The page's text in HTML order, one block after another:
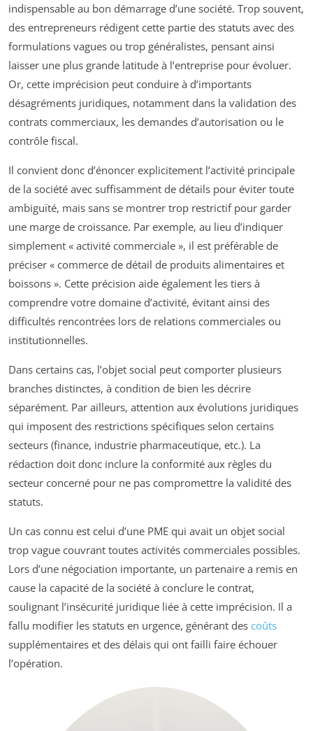
indispensable au bon démarrage d’une société. Trop souvent,
des entrepreneurs rédigent cette partie des statuts avec des
formulations vagues ou trop généralistes, pensant ainsi
laisser une plus grande latitude à l’entreprise pour évoluer.
Or, cette imprécision peut conduire à d’importants
désagréments juridiques, notamment dans la validation des
contrats commerciaux, les demandes d’autorisation ou le
contrôle fiscal.
Il convient donc d’énoncer explicitement l’activité principale
de la société avec suffisamment de détails pour éviter toute
ambiguïté, mais sans se montrer trop restrictif pour garder
une marge de croissance. Par exemple, au lieu d’indiquer
simplement « activité commerciale », il est préférable de
préciser « commerce de détail de produits alimentaires et
boissons ». Cette précision aide également les tiers à
comprendre votre domaine d’activité, évitant ainsi des
difficultés rencontrées lors de relations commerciales ou
institutionnelles.
Dans certains cas, l’objet social peut comporter plusieurs
branches distinctes, à condition de bien les décrire
séparément. Par ailleurs, attention aux évolutions juridiques
qui imposent des restrictions spécifiques selon certains
secteurs (finance, industrie pharmaceutique, etc.). La
rédaction doit donc inclure la conformité aux règles du
secteur concerné pour ne pas compromettre la validité des
statuts.
Un cas connu est celui d’une PME qui avait un objet social
trop vague couvrant toutes activités commerciales possibles.
Lors d’une négociation importante, un partenaire a remis en
cause la capacité de la société à conclure le contrat,
soulignant l’insécurité juridique liée à cette imprécision. Il a
fallu modifier les statuts en urgence, générant des coûts
supplémentaires et des délais qui ont failli faire échouer
l’opération.